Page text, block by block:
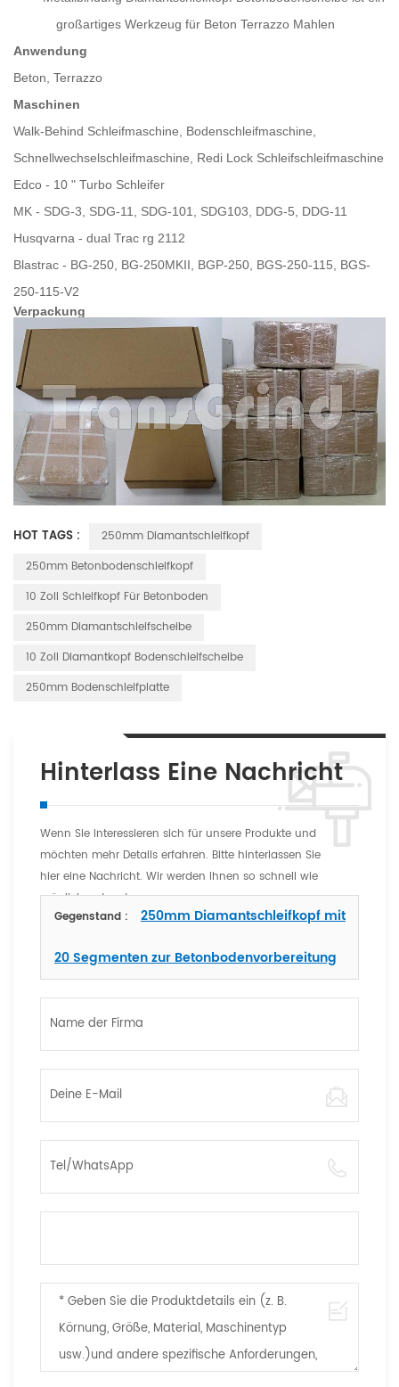
großartiges Werkzeug für Beton Terrazzo Mahlen
Anwendung
Beton, Terrazzo
Maschinen
Walk-Behind Schleifmaschine, Bodenschleifmaschine,
Schnellwechselschleifmaschine, Redi Lock Schleifschleifmaschine
Edco - 10 " Turbo Schleifer
MK - SDG-3, SDG-11, SDG-101, SDG103, DDG-5, DDG-11
Husqvarna - dual Trac rg 2112
Blastrac - BG-250, BG-250MKII, BGP-250, BGS-250-115, BGS-
250-115-V2
Verpackung
HOT TAGS :
250mm Diamantschleifkopf
250mm Betonbodenschleifkopf
10 Zoll Schleifkopf Für Betonboden
250mm Diamantschleifscheibe
10 Zoll Diamantkopf Bodenschleifscheibe
250mm Bodenschleifplatte
Hinterlass Eine Nachricht
Wenn Sie interessieren sich für unsere Produkte und
möchten mehr Details erfahren. Bitte hinterlassen Sie
hier eine Nachricht. Wir werden Ihnen so schnell wie
möglich antworten
Gegenstand :
250mm Diamantschleifkopf mit
20 Segmenten zur Betonbodenvorbereitung